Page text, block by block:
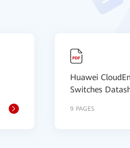
Huawei
Switches
9 PAGES